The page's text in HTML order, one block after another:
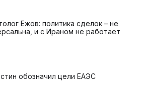
Ежов: политика сделок – не
и с Ираном не работает
обозначил цели ЕАЭС